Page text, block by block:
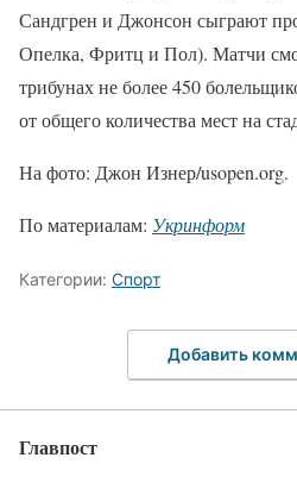
Сандгрен и Джонсон сыграют
Опелка, Фритц и Пол). Матчи
трибунах не более 450
от общего количества мест на
На фото: Джон Изнер/usopen.org.
По материалам: Укринформ
Категории: Спорт
Добавить
Главпост